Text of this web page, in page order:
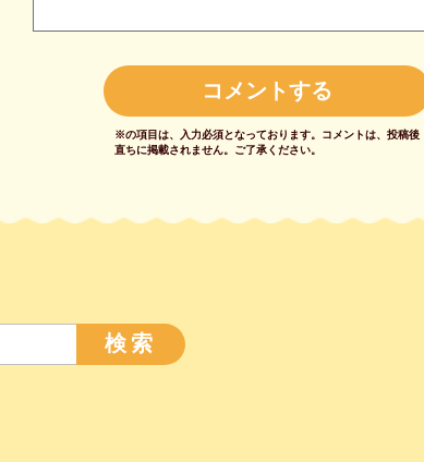
※の項目は、入力必須となっております。 コメントは、投稿後
直ちに掲載されません。 ご了承ください。
検索